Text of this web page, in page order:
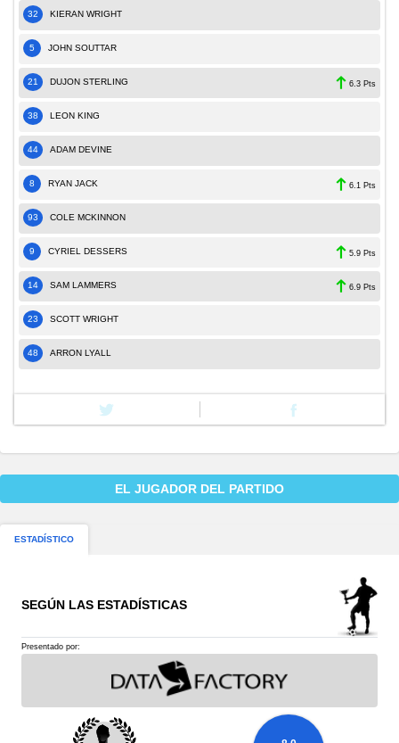
32 KIERAN WRIGHT
5 JOHN SOUTTAR
21 DUJON STERLING 6.3 Pts
38 LEON KING
44 ADAM DEVINE
8 RYAN JACK 6.1 Pts
93 COLE MCKINNON
9 CYRIEL DESSERS 5.9 Pts
14 SAM LAMMERS 6.9 Pts
23 SCOTT WRIGHT
48 ARRON LYALL
EL JUGADOR DEL PARTIDO
ESTADÍSTICO
SEGÚN LAS ESTADÍSTICAS
Presentado por: